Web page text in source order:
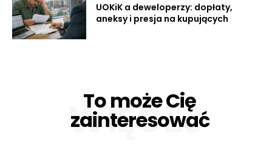
UOKiK a deweloperzy: dopłaty,
aneksy i presja na kupujących
To może Cię
zainteresować
WIĘCEJ